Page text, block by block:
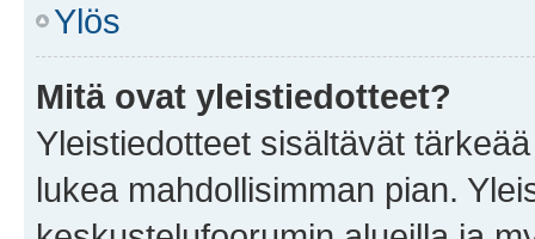
Ylös
Mitä ovat yleistiedotteet?
Yleistiedotteet sisältävät
lukea mahdollisimman pian.